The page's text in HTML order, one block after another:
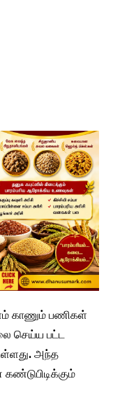
காணும் பணிகள்
செய்ய பட்ட
அந்த